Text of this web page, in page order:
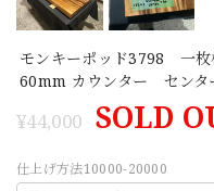
モンキーポッド3798 一
60mm カウンター センタ
¥44,000 SOLD
仕上げ方法10000-20000